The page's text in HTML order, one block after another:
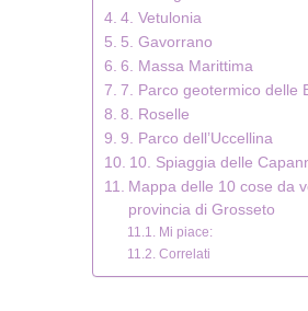
4. Vetulonia
5. Gavorrano
6. Massa Marittima
7. Parco geotermico delle
8. Roselle
9. Parco dell’Uccellina
10. Spiaggia delle
Mappa delle 10 cose da
provincia di Grosseto
Mi piace:
Correlati